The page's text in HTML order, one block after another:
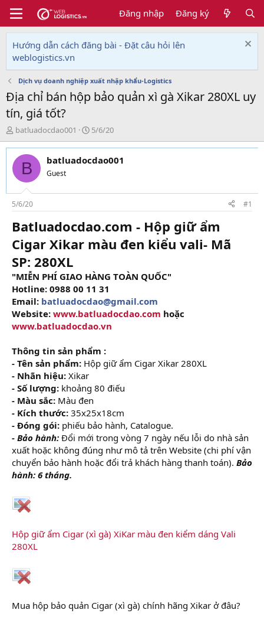
Đăng nhập Đăng ký
Hướng dẫn cách đăng bài - Đặt câu hỏi lên
weblogistics.vn
Dịch vụ doanh nghiệp xuất nhập khẩu-Logistics
Địa chỉ bán hộp bảo quản xì gà Xikar 280XL uy
tín, giá tốt?
T
h
r
e
d
s
t
a
r
e
r
batluadocdao001
N
g
à
y
i
5/6/20
B batluadocdao001
Guest
5/6/20 #1
Batluadocdao.com - Hộp giữ ẩm
Cigar Xikar màu đen kiểu vali- Mã
SP: 280XL
"MIỄN PHÍ GIAO HÀNG TOÀN QUỐC"
Hotline: 0988 00 11 31
Email: batluadocdao@gmail.com
Website: www.batluadocdao.com hoặc
www.batluadocdao.vn
Thông tin sản phẩm :
- Tên sản phẩm: Hộp giữ ẩm Cigar Xikar 280XL
- Nhãn hiệu: Xikar
- Số lượng: khoảng 80 điếu
- Màu sắc: Màu đen
- Kích thước: 35x25x18cm
- Đóng gói: phiếu bảo hành, Catalogue.
- Bảo hành: Đổi mới trong vòng 7 ngày nếu lỗi do nhà sản
xuất hoặc không đúng như mô tả trên Website (chi phí vận
chuyển bảo hành hoặc đổi trả khách hàng thanh toán). Bảo
hành: 6 tháng.
Hộp giữ ẩm Cigar (xì gà) XiKar màu đen kiểm dáng Vali
280XL
Mua hộp bảo quản Cigar (xì gà) chính hãng Xikar ở đâu?